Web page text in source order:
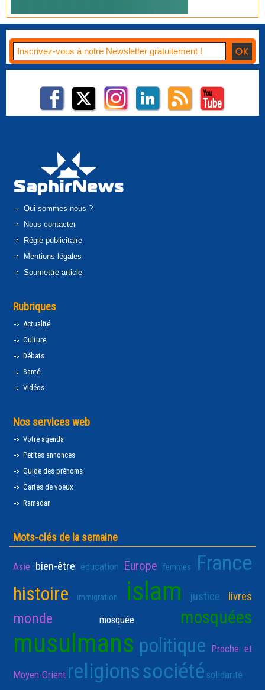
Qui sommes-nous ?
Nous contacter
Régie publicitaire
Mentions légales
Soumettre article
Rubriques
Actualité
Culture
Débats
Santé
Vidéos
Nos services web
Votre agenda
Petites annonces
Guide des prénoms
Cartes de voeux
Ramadan
Mots-clés de la semaine
Asie bien-être éducation Europe femmes France
histoire immigration islam justice livres
monde mosquée mosquées
musulmans politique Proche et
Moyen-Orient religionssociété solidarité